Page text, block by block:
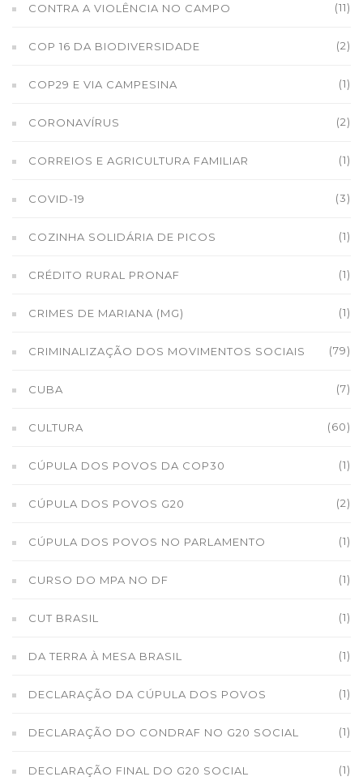
CONTRA A VIOLÊNCIA NO CAMPO (11)
COP 16 DA BIODIVERSIDADE (2)
COP29 E VIA CAMPESINA (1)
CORONAVÍRUS (2)
CORREIOS E AGRICULTURA FAMILIAR (1)
COVID-19 (3)
COZINHA SOLIDÁRIA DE PICOS (1)
CRÉDITO RURAL PRONAF (1)
CRIMES DE MARIANA (MG) (1)
CRIMINALIZAÇÃO DOS MOVIMENTOS SOCIAIS (79)
CUBA (7)
CULTURA (60)
CÚPULA DOS POVOS DA COP30 (1)
CÚPULA DOS POVOS G20 (2)
CÚPULA DOS POVOS NO PARLAMENTO (1)
CURSO DO MPA NO DF (1)
CUT BRASIL (1)
DA TERRA À MESA BRASIL (1)
DECLARAÇÃO DA CÚPULA DOS POVOS (1)
DECLARAÇÃO DO CONDRAF NO G20 SOCIAL (1)
DECLARAÇÃO FINAL DO G20 SOCIAL (1)